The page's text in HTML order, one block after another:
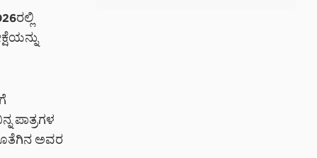
ಪಾತ್ರಗಳ
ಅವರ